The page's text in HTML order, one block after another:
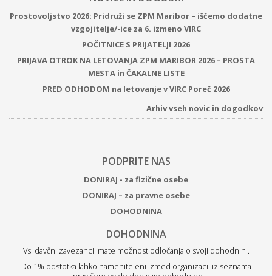
Prostovoljstvo 2026: Pridruži se ZPM Maribor – iščemo dodatne
vzgojitelje/-ice za 6. izmeno VIRC
POČITNICE S PRIJATELJI 2026
PRIJAVA OTROK NA LETOVANJA ZPM MARIBOR 2026 – PROSTA
MESTA in ČAKALNE LISTE
PRED ODHODOM na letovanje v VIRC Poreč 2026
Arhiv vseh novic in dogodkov
PODPRITE NAS
DONIRAJ - za fizične osebe
DONIRAJ – za pravne osebe
DOHODNINA
DOHODNINA
Vsi davčni zavezanci imate možnost odločanja o svoji dohodnini.
Do 1% odstotka lahko namenite eni izmed organizacij iz seznama